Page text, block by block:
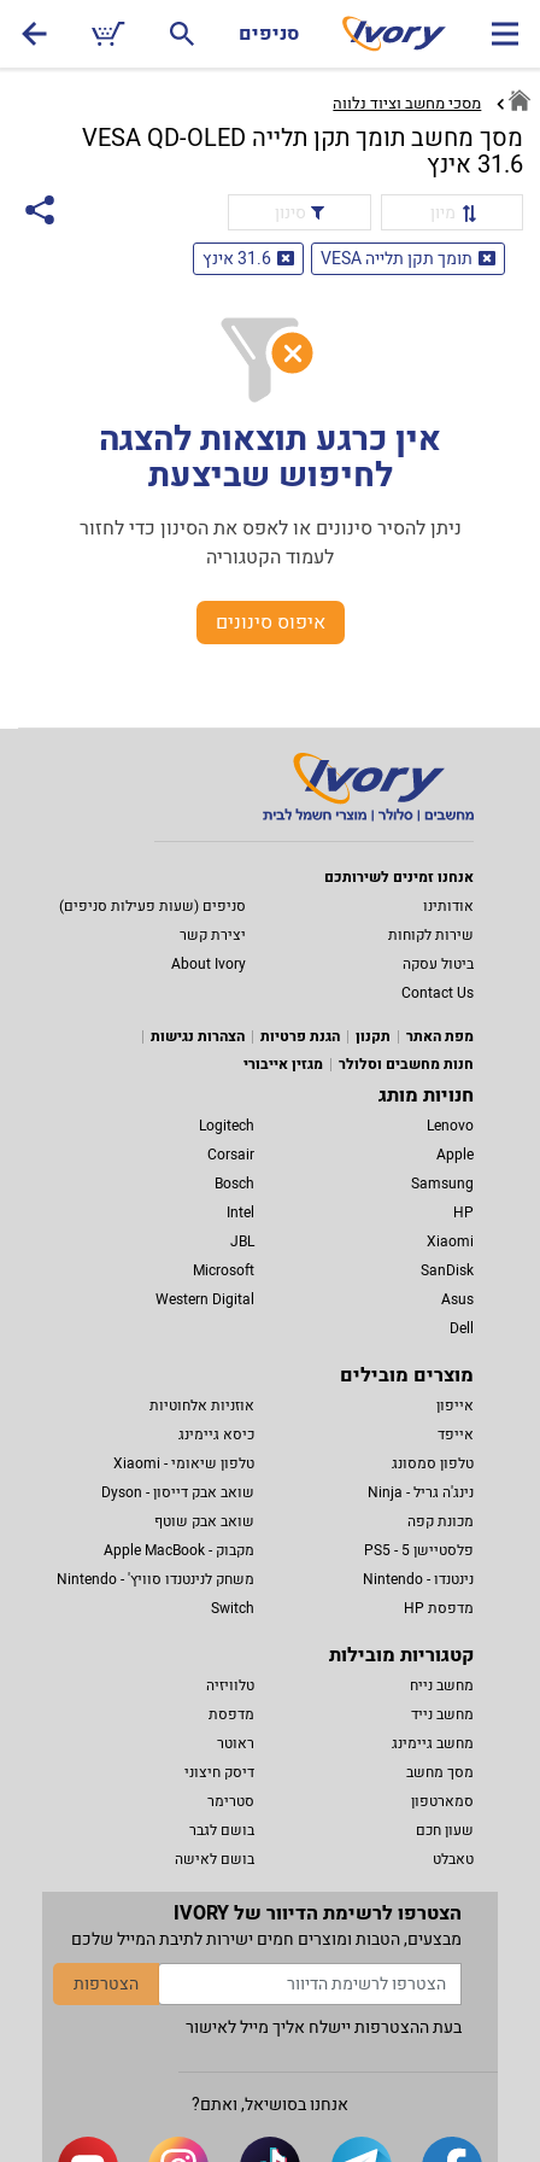
סניפים
מסכי מחשב וציוד נלווה
מסך מחשב תומך תקן תלייה VESA QD-OLED
31.6 אינץ
מיון
סינון
תומך תקן תלייה VESA
31.6 אינץ
אין כרגע תוצאות להצגה
לחיפוש שביצעת
ניתן להסיר סינונים או לאפס את הסינון כדי לחזור
לעמוד הקטגוריה
איפוס סינונים
אנחנו זמינים לשירותכם
אודותינו
סניפים (שעות פעילות סניפים)
שירות לקוחות
יצירת קשר
ביטול עסקה
About Ivory
Contact Us
מפת האתר
תקנון הגנת פרטיות
הצהרות נגישות
חנות מחשבים וסלולר
מגזין אייבורי
חנויות מותג
Lenovo
Apple
Samsung
HP
Xiaomi
SanDisk
Asus
Dell
Logitech
Corsair
Bosch
Intel
JBL
Microsoft
Western Digital
מוצרים מובילים
אייפון
אייפד
טלפון סמסונג
נינג'ה גריל - Ninja
מכונת קפה
פלסטיישן 5 - PS5
נינטנדו - Nintendo
מדפסת HP
אוזניות אלחוטיות
כיסא גיימינג
טלפון שיאומי - Xiaomi
שואב אבק דייסון - Dyson
שואב אבק שוטף
מקבוק - Apple MacBook
משחק לנינטנדו סוויץ' - Nintendo
Switch
קטגוריות מובילות
מחשב נייח
מחשב נייד
מחשב גיימינג
מסך מחשב
סמארטפון
שעון חכם
טאבלט
טלוויזיה
מדפסת
ראוטר
דיסק חיצוני
סטרימר
בושם לגבר
בושם לאישה
הצטרפו לרשימת הדיוור של IVORY
מבצעים, הטבות ומוצרים חמים ישירות לתיבת המייל שלכם
הצטרפות
בעת ההצטרפות יישלח אליך מייל לאישור
אנחנו בסושיאל, ואתם?